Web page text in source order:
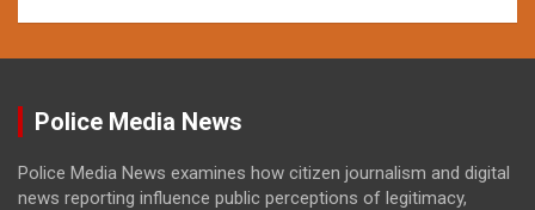
Police Media News
Police Media News examines how citizen journalism and digital
news reporting influence public perceptions of legitimacy,